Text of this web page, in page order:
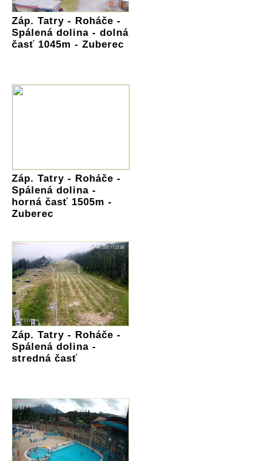
Záp. Tatry - Roháče -
Spálená dolina - dolná
časť 1045m - Zuberec
Záp. Tatry - Roháče -
Spálená dolina -
horná časť 1505m -
Zuberec
Záp. Tatry - Roháče -
Spálená dolina -
stredná časť